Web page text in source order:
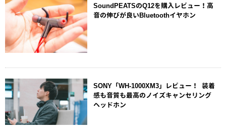
SoundPEATSのQ12を購入レビュー！高
音の伸びが良いBluetoothイヤホン
SONY「WH-1000XM3」レビュー！ 装着
感も音質も最高のノイズキャンセリング
ヘッドホン